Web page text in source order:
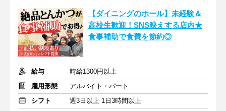
【ダイニングのホール】未経験＆
高校生歓迎！SNS映えする店内★
食事補助で食費を節約◎
給与
時給1300円以上
雇用形態
アルバイト・パート
シフト
週3日以上 1日3時間以上